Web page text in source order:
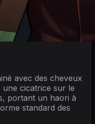
avec des cheveux
cicatrice sur le
portant un haori à
standard des